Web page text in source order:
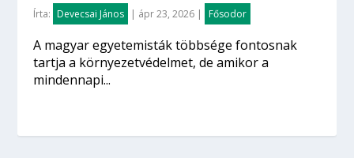
Írta: Devecsai János | ápr 23, 2026 | Fősodor
A magyar egyetemisták többsége fontosnak
tartja a környezetvédelmet, de amikor a
mindennapi...